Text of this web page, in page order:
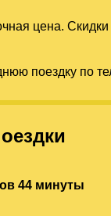
цена.
поездку по
44 минуты